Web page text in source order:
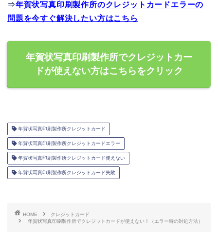
⇒年賀状写真印刷製作所のクレジットカードエラーの
問題を今すぐ解決したい方はこちら
年賀状写真印刷製作所でクレジットカー
ドが使えない方はこちらをクリック
年賀状写真印刷製作所クレジットカード
年賀状写真印刷製作所クレジットカードエラー
年賀状写真印刷製作所クレジットカード使えない
年賀状写真印刷製作所クレジットカード失敗
HOME
クレジットカード
年賀状写真印刷製作所でクレジットカードが使えない！（エラー時の対処方法）